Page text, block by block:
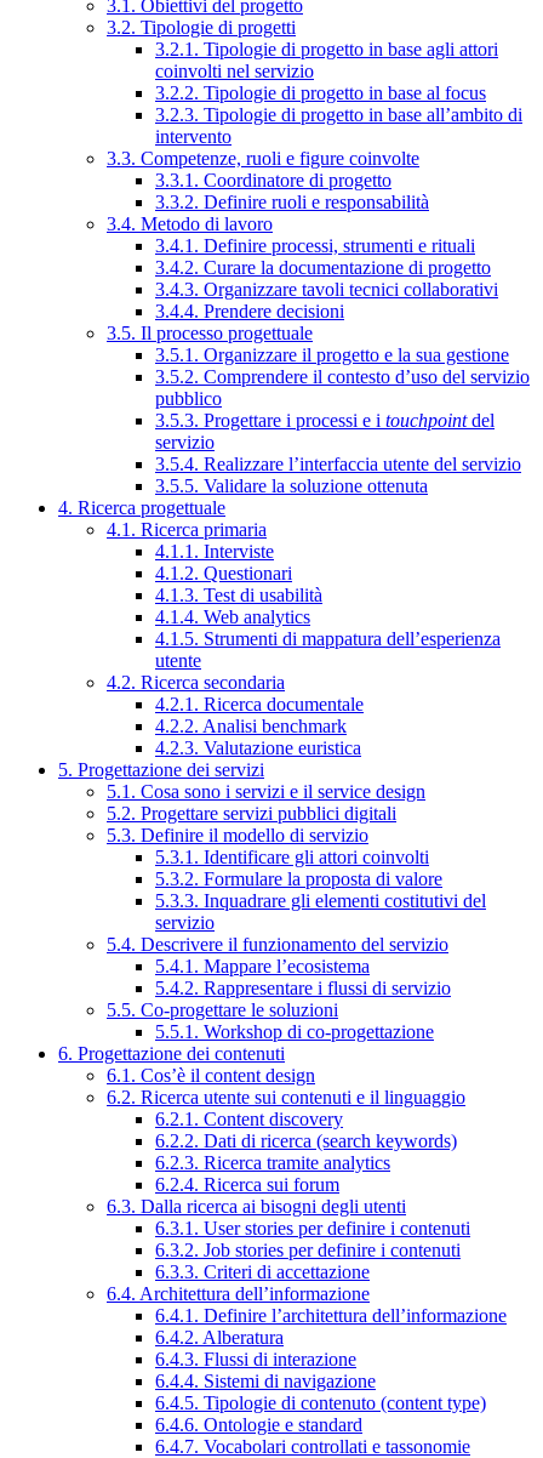
3.1. Obiettivi del progetto
3.2. Tipologie di progetti
3.2.1. Tipologie di progetto in base agli attori
coinvolti nel servizio
3.2.2. Tipologie di progetto in base al focus
3.2.3. Tipologie di progetto in base all’ambito di
intervento
3.3. Competenze, ruoli e figure coinvolte
3.3.1. Coordinatore di progetto
3.3.2. Definire ruoli e responsabilità
3.4. Metodo di lavoro
3.4.1. Definire processi, strumenti e rituali
3.4.2. Curare la documentazione di progetto
3.4.3. Organizzare tavoli tecnici collaborativi
3.4.4. Prendere decisioni
3.5. Il processo progettuale
3.5.1. Organizzare il progetto e la sua gestione
3.5.2. Comprendere il contesto d’uso del servizio
pubblico
3.5.3. Progettare i processi e i touchpointdel
servizio
3.5.4. Realizzare l’interfaccia utente del servizio
3.5.5. Validare la soluzione ottenuta
4. Ricerca progettuale
4.1. Ricerca primaria
4.1.1. Interviste
4.1.2. Questionari
4.1.3. Test di usabilità
4.1.4. Web analytics
4.1.5. Strumenti di mappatura dell’esperienza
utente
4.2. Ricerca secondaria
4.2.1. Ricerca documentale
4.2.2. Analisi benchmark
4.2.3. Valutazione euristica
5. Progettazione dei servizi
5.1. Cosa sono i servizi e il service design
5.2. Progettare servizi pubblici digitali
5.3. Definire il modello di servizio
5.3.1. Identificare gli attori coinvolti
5.3.2. Formulare la proposta di valore
5.3.3. Inquadrare gli elementi costitutivi del
servizio
5.4. Descrivere il funzionamento del servizio
5.4.1. Mappare l’ecosistema
5.4.2. Rappresentare i flussi di servizio
5.5. Co-progettare le soluzioni
5.5.1. Workshop di co-progettazione
6. Progettazione dei contenuti
6.1. Cos’è il content design
6.2. Ricerca utente sui contenuti e il linguaggio
6.2.1. Content discovery
6.2.2. Dati di ricerca (search keywords)
6.2.3. Ricerca tramite analytics
6.2.4. Ricerca sui forum
6.3. Dalla ricerca ai bisogni degli utenti
6.3.1. User stories per definire i contenuti
6.3.2. Job stories per definire i contenuti
6.3.3. Criteri di accettazione
6.4. Architettura dell’informazione
6.4.1. Definire l’architettura dell’informazione
6.4.2. Alberatura
6.4.3. Flussi di interazione
6.4.4. Sistemi di navigazione
6.4.5. Tipologie di contenuto (content type)
6.4.6. Ontologie e standard
6.4.7. Vocabolari controllati e tassonomie